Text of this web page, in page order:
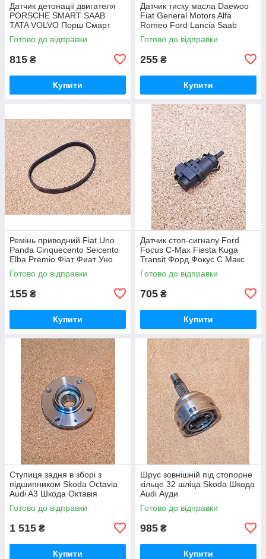
Датчик детонації двигателя
PORSCHE SMART SAAB
TATA VOLVO Порш Смарт
Сааб Тата Вольво
Готово до відправки
815 ₴
Купити
Датчик тиску масла Daewoo
Fiat General Motors Alfa
Romeo Ford Lancia Saab
Фиат Фіат Форд Сааб
Готово до відправки
255 ₴
Купити
Ремінь приводний Fiat Uno
Panda Cinquecento Seicento
Elba Premio Фіат Фиат Уно
Панда Сиквенсенто
Сіквенсенто Сисенто Сісенто
Готово до відправки
155 ₴
Купити
Датчик стоп-сигналу Ford
Focus C-Max Fiesta Kuga
Transit Форд Фокус С Макс
Фієста Фиеста Куга Транзіт
Транзит
Готово до відправки
705 ₴
Купити
Ступиця задня в зборі з
підшипником Skoda Octavia
Audi A3 Шкода Октавія
Октавия Ауді Ауди А3 ТТ
Готово до відправки
1 515 ₴
Купити
Шрус зовнішній під стопорне
кільце 32 шліца Skoda Шкода
Audi Ауди
Готово до відправки
985 ₴
Купити